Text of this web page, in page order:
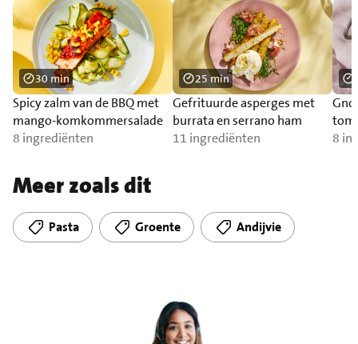
Spicy zalm van de BBQ met
mango-komkommersalade
8 ingrediënten
30 min
Gefrituurde asperges met
burrata en serrano ham
11 ingrediënten
25 min
zalm
8
Meer zoals dit
Pasta Groente Andijvie